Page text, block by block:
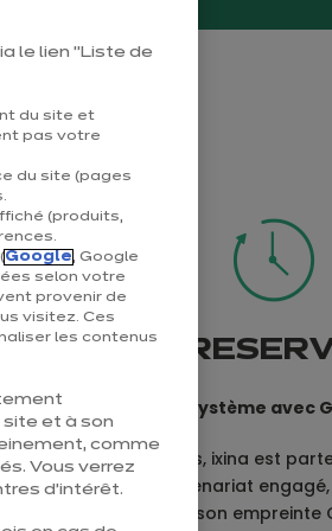
notre écosystème avec
Depuis plus de 10 ans, ixina est
de Vie. Avec ce partenariat
objectif de diminuer son empreinte
le lien "Liste de
du site et
pas votre
du site (pages
(produits,
Google, Google
selon votre
provenir de
visitez. Ces
les contenus
et à son
comme
Vous verrez
d’intérêt.